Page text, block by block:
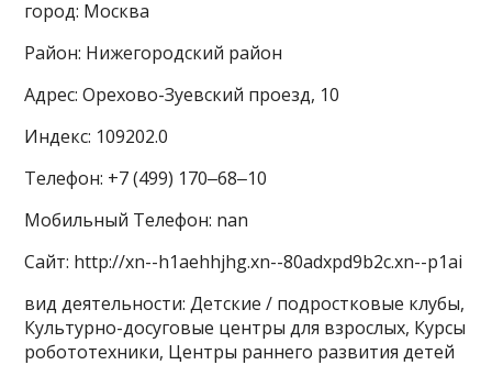
город: Москва
Район: Нижегородский район
Адрес: Орехово-Зуевский проезд, 10
Индекс: 109202.0
Телефон: +7 (499) 170‒68‒10
Мобильный Телефон: nan
Сайт: http://xn--h1aehhjhg.xn--80adxpd9b2c.xn--p1ai
вид деятельности: Детские / подростковые клубы,
Культурно-досуговые центры для взрослых, Курсы
робототехники, Центры раннего развития детей